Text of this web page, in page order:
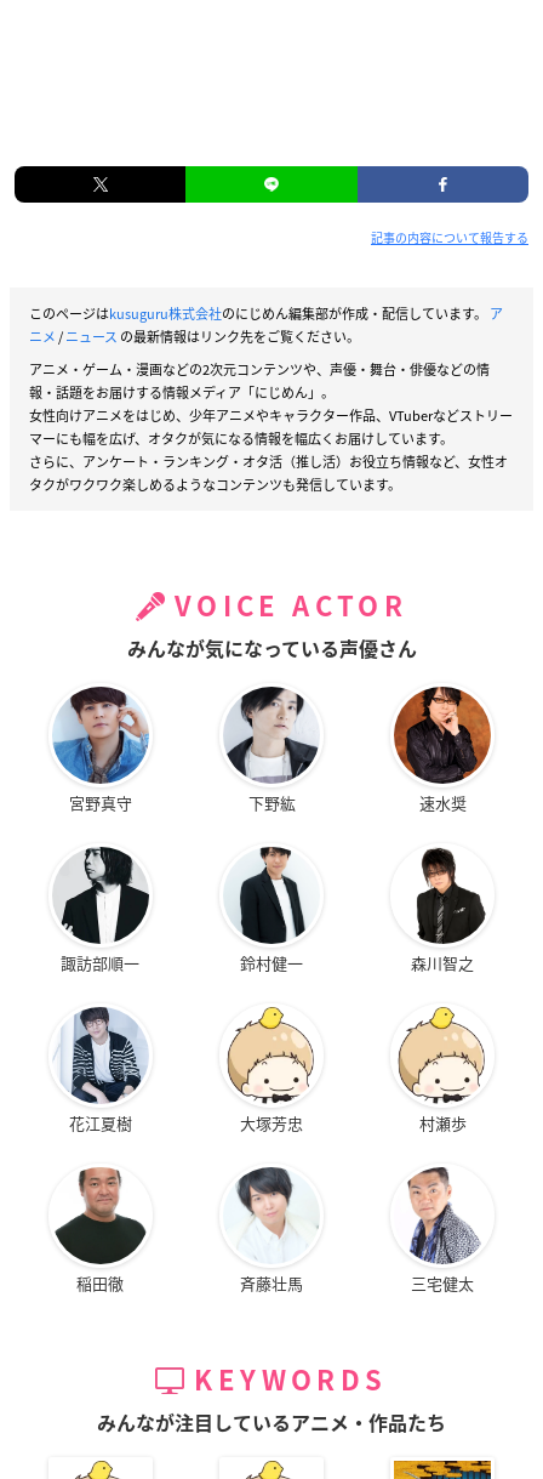
記事の内容について報告する
このページはkusuguru株式会社のにじめん編集部が作成・配信しています。 ア
ニメ/ニュース の最新情報はリンク先をご覧ください。
アニメ・ゲーム・漫画などの2次元コンテンツや、声優・舞台・俳優などの情
報・話題をお届けする情報メディア「にじめん」。
女性向けアニメをはじめ、少年アニメやキャラクター作品、VTuberなどストリー
マーにも幅を広げ、オタクが気になる情報を幅広くお届けしています。
さらに、アンケート・ランキング・オタ活（推し活）お役立ち情報など、女性オ
タクがワクワク楽しめるようなコンテンツも発信しています。
VOICE ACTOR
みんなが気になっている声優さん
宮野真守 下野紘 速水奨
諏訪部順一 鈴村健一 森川智之
花江夏樹 大塚芳忠 村瀬歩
稲田徹 斉藤壮馬 三宅健太
KEYWORDS
みんなが注目しているアニメ・作品たち